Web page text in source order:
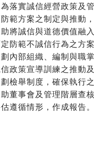
落實誠信經營政策及
範方案之制定與推動
將誠信與道德價值融
防範不誠信行為之方
內部組織、編制與職
政策宣導訓練之推動及
檢舉制度，確保執行之
董事會及管理階層查
遵循情形，作成報告。